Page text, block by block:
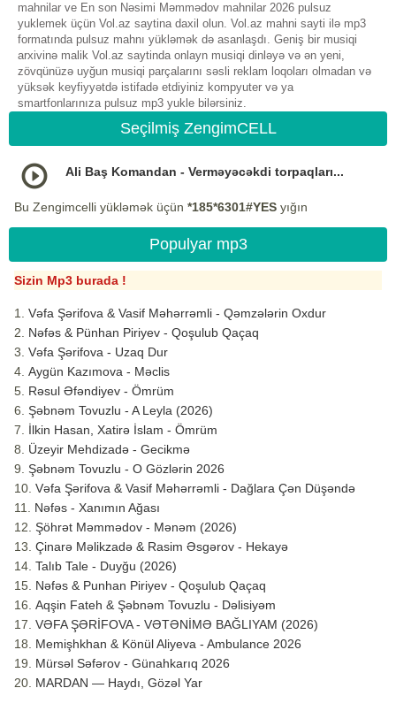
mahnilar ve En son Nəsimi Məmmədov mahnilar 2026 pulsuz
yuklemek üçün Vol.az saytina daxil olun. Vol.az mahni sayti ilə mp3
formatında pulsuz mahnı yükləmək də asanlaşdı. Geniş bir musiqi
arxivinə malik Vol.az saytinda onlayn musiqi dinləyə və ən yeni,
zövqünüzə uyğun musiqi parçalarını səsli reklam loqoları olmadan və
yüksək keyfiyyətdə istifadə etdiyiniz kompyuter və ya
smartfonlarınıza pulsuz mp3 yukle bilərsiniz.
Seçilmiş ZengimCELL
Ali Baş Komandan - Verməyəcəkdi torpaqları...
Bu Zengimcelli yükləmək üçün *185*6301#YES yığın
Populyar mp3
Sizin Mp3 burada !
Vəfa Şərifova & Vasif Məhərrəmli - Qəmzələrin Oxdur
Nəfəs & Pünhan Piriyev - Qoşulub Qaçaq
Vəfa Şərifova - Uzaq Dur
Aygün Kazımova - Məclis
Rəsul Əfəndiyev - Ömrüm
Şəbnəm Tovuzlu - A Leyla (2026)
İlkin Hasan, Xatirə İslam - Ömrüm
Üzeyir Mehdizadə - Gecikmə
Şəbnəm Tovuzlu - O Gözlərin 2026
Vəfa Şərifova & Vasif Məhərrəmli - Dağlara Çən Düşəndə
Nəfəs - Xanımın Ağası
Şöhrət Məmmədov - Mənəm (2026)
Çinarə Məlikzadə & Rasim Əsgərov - Hekayə
Talıb Tale - Duyğu (2026)
Nəfəs & Punhan Piriyev - Qoşulub Qaçaq
Aqşin Fateh & Şəbnəm Tovuzlu - Dəlisiyəm
VƏFA ŞƏRİFOVA - VƏTƏNİMƏ BAĞLIYAM (2026)
Memişhkhan & Könül Aliyeva - Ambulance 2026
Mürsəl Səfərov - Günahkarıq 2026
MARDAN — Haydı, Gözəl Yar